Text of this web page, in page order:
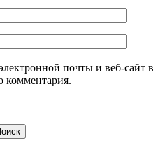
почты и веб-сайт в
комментария.